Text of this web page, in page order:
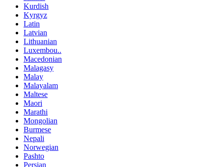
Kurdish
Kyrgyz
Latin
Latvian
Lithuanian
Luxembou..
Macedonian
Malagasy
Malay
Malayalam
Maltese
Maori
Marathi
Mongolian
Burmese
Nepali
Norwegian
Pashto
Persian